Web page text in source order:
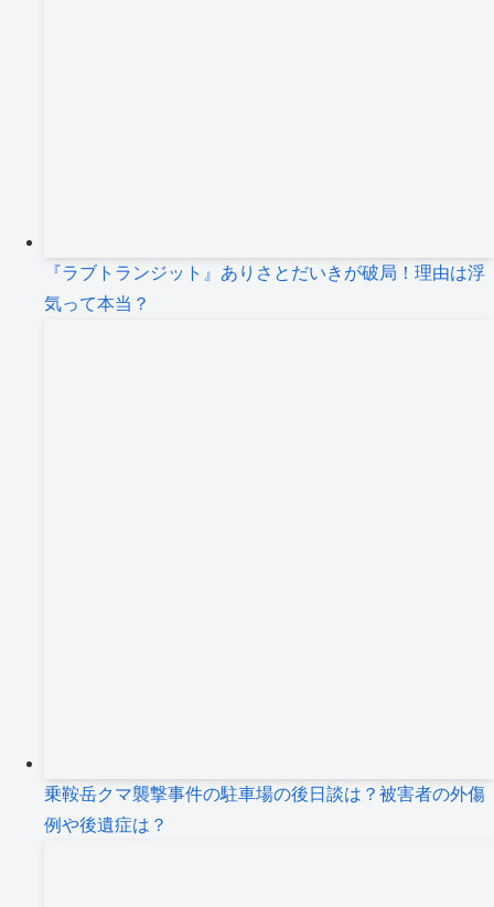
『ラブトランジット』ありさとだいきが破局！理由は浮
気って本当？
乗鞍岳クマ襲撃事件の駐車場の後日談は？被害者の外傷
例や後遺症は？